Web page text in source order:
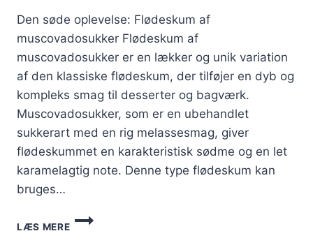
Den søde oplevelse: Flødeskum af
muscovadosukker Flødeskum af
muscovadosukker er en lækker og unik variation
af den klassiske flødeskum, der tilføjer en dyb og
kompleks smag til desserter og bagværk.
Muscovadosukker, som er en ubehandlet
sukkerart med en rig melassesmag, giver
flødeskummet en karakteristisk sødme og en let
karamelagtig note. Denne type flødeskum kan
bruges…
LÆS MERE
DEN
SØDE